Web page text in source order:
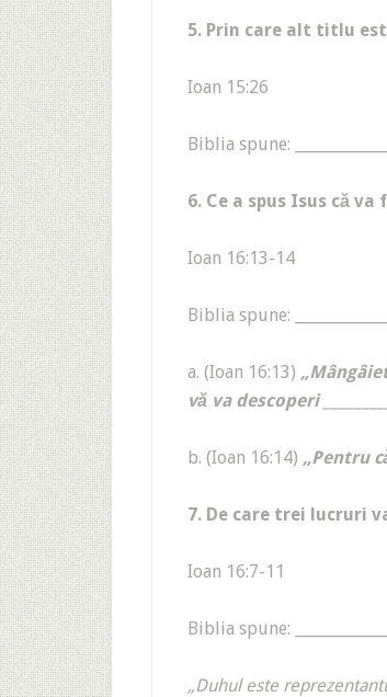
5. Prin care alt titlu
Ioan 15:26
Biblia spune:
6. Ce a spus Isus că va
Ioan 16:13-14
Biblia spune:
a. (Ioan 16:13)
vă va descoperi
b. (Ioan 16:14) „Pentru că
7. De care trei lucruri
Ioan 16:7-11
Biblia spune:
„Duhul este